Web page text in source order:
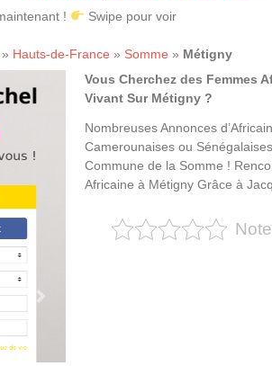
! Swipe pour voir
» Hauts-de-France » Somme » Métigny
Vous Cherchez des Femmes
Vivant Sur Métigny ?
Nombreuses Annonces
Camerounaises ou
Commune de la Somme !
Africaine à Métigny Grâce à